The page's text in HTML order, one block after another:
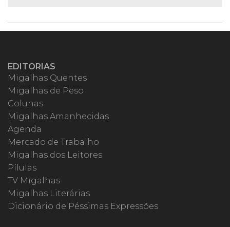
EDITORIAS
Migalhas Quentes
Migalhas de Peso
Colunas
Migalhas Amanhecidas
Agenda
Mercado de Trabalho
Migalhas dos Leitores
Pílulas
TV Migalhas
Migalhas Literárias
Dicionário de Péssimas Expressões